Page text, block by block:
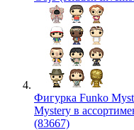
Фигурка Funko
Mystery в
(83667)